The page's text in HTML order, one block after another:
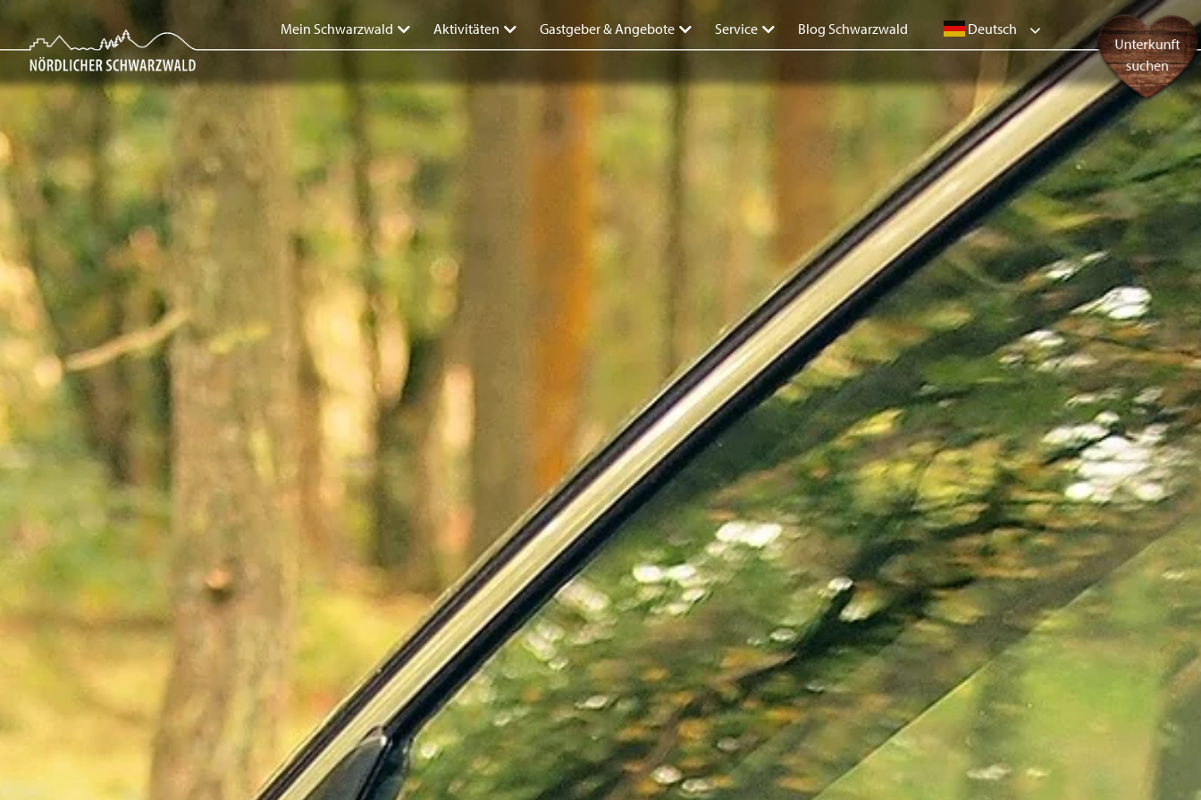
content
Mein Schwarzwald
Unterkunft
suchen
Mein Schwarzwald Aktivitäten Gastgeber & Angebote Service Blog Schwarzwald Deutsch